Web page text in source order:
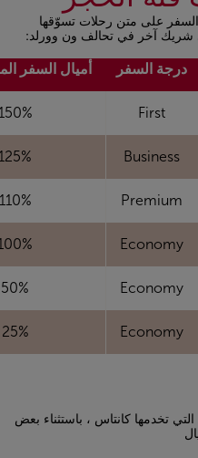
السفر على متن رحلات تسوّقها
شريك آخر في تحالف ون وورلد:
درجة السفر أميال السفر
First
150%
Business
125%
Premium
110%
Economy
100%
Economy
50%
Economy
25%
تخدمها كانتاس ، باستثناء بعض